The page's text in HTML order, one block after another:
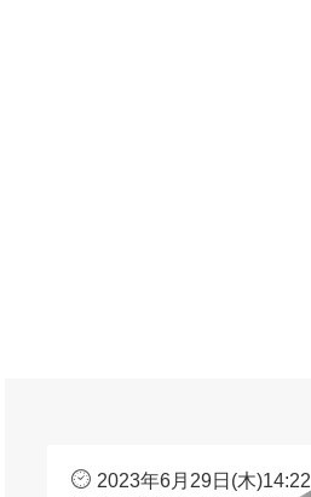
2023年6月29日(木)14:22